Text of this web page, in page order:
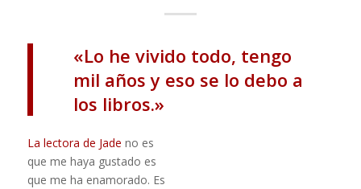
«Lo he vivido todo, tengo
mil años y eso se lo debo a
los libros.»
La lectora de Jade no es
que me haya gustado es
que me ha enamorado. Es